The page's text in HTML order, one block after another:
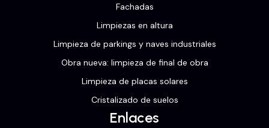
Fachadas
Limpiezas en altura
Limpieza de parkings y naves industriales
Obra nueva: limpieza de final de obra
Limpieza de placas solares
Cristalizado de suelos
Enlaces